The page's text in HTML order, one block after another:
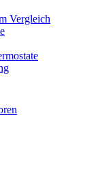
Vergleich